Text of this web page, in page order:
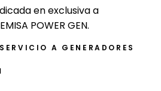
en exclusiva a
POWER GEN.
A GENERADORES